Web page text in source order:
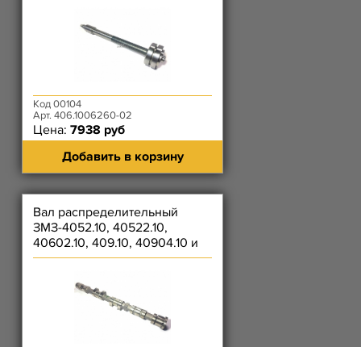
Код 00104
Арт. 406.1006260-02
Цена: 7938 руб
Добавить в корзину
Вал распределительный
ЗМЗ-4052.10, 40522.10,
40602.10, 409.10, 40904.10 и
их модиф. для 4091 - ВЫП46